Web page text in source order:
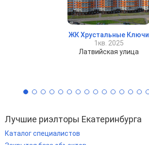
ЖК Хрустальные Ключи
1кв. 2025
Латвийская улица
Лучшие риэлторы Екатеринбурга
Каталог специалистов